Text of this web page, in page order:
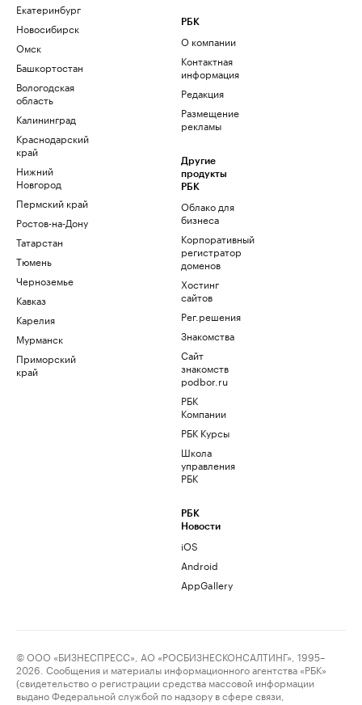
Екатеринбург
Новосибирск
Омск
Башкортостан
Вологодская
область
Калининград
Краснодарский
край
Нижний
Новгород
Пермский край
Ростов-на-Дону
Татарстан
Тюмень
Черноземье
Кавказ
Карелия
Мурманск
Приморский
край
РБК
О компании
Контактная
информация
Редакция
Размещение
рекламы
Другие
продукты
РБК
Облако для
бизнеса
Корпоративный
регистратор
доменов
Хостинг
сайтов
Рег.решения
Знакомства
Сайт
знакомств
podbor.ru
РБК
Компании
РБК Курсы
Школа
управления
РБК
РБК
Новости
iOS
Android
AppGallery
© ООО «БИЗНЕСПРЕСС», АО «РОСБИЗНЕСКОНСАЛТИНГ», 1995–
2026. Сообщения и материалы информационного агентства «РБК»
(свидетельство о регистрации средства массовой информации
выдано Федеральной службой по надзору в сфере связи,